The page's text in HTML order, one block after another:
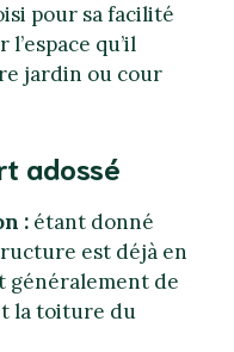
pour sa facilité
qu’il
jardin ou cour
adossé
: étant donné
est déjà en
généralement de
la toiture du